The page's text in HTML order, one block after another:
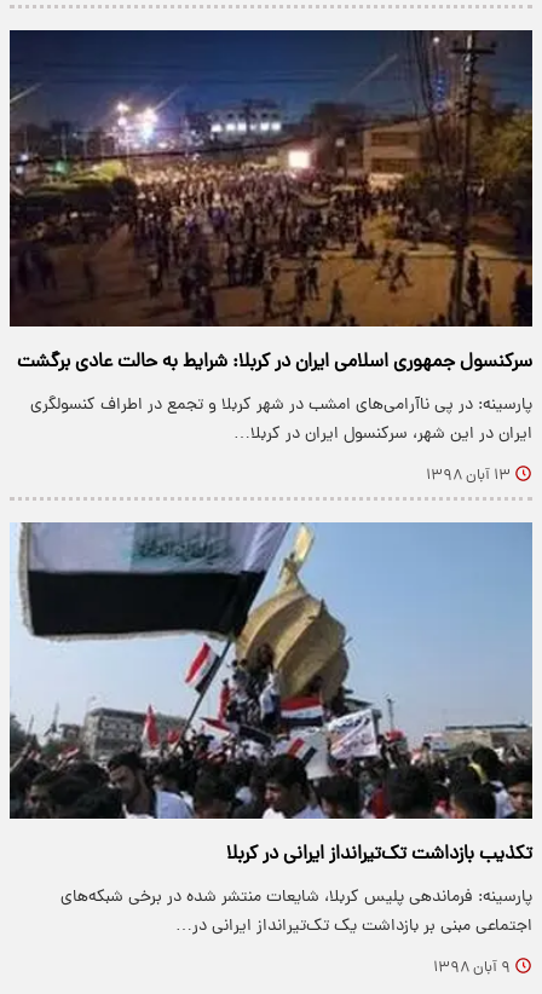
سرکنسول جمهوری اسلامی ایران در کربلا: شرایط به حالت عادی برگشت
پارسینه: در پی ناآرامی‌های امشب در شهر کربلا و تجمع در اطراف کنسولگری
ایران در این شهر، سرکنسول ایران در کربلا…
۱۳ آبان ۱۳۹۸
تکذیب بازداشت تک‌تیرانداز ایرانی در کربلا
پارسینه: فرماندهی پلیس کربلا، شایعات منتشر شده در برخی شبکه‌های
اجتماعی مبنی بر بازداشت یک تک‌تیرانداز ایرانی در…
۹ آبان ۱۳۹۸